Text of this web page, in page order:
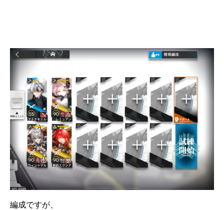
編成ですが、